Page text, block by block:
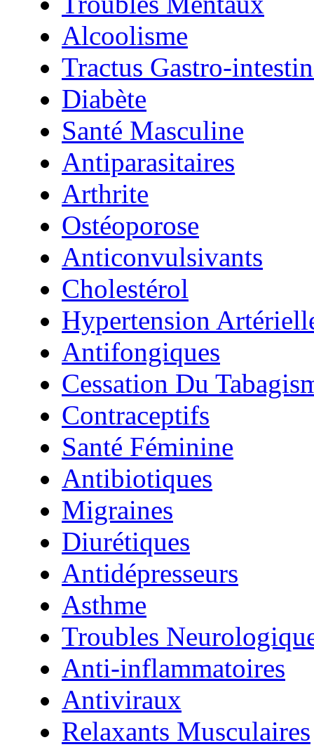
Alcoolisme
Tractus Gastro-
Diabète
Santé Masculine
Antiparasitaires
Arthrite
Ostéoporose
Anticonvulsivants
Cholestérol
Hypertension
Antifongiques
Cessation Du
Contraceptifs
Santé Féminine
Antibiotiques
Migraines
Diurétiques
Antidépresseurs
Asthme
Troubles
Anti-inflammatoires
Antiviraux
Relaxants Musculaires